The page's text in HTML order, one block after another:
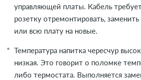
управляющей платы. Кабель
розетку отремонтировать,
или всю плату на новые.
Температура напитка чересчур
низкая. Это говорит о поломке
либо термостата. Выполняется